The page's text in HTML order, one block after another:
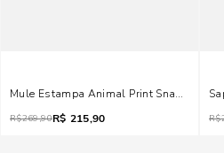
Mule Estampa Animal Print Snake
R$269,90R$ 215,90 R$